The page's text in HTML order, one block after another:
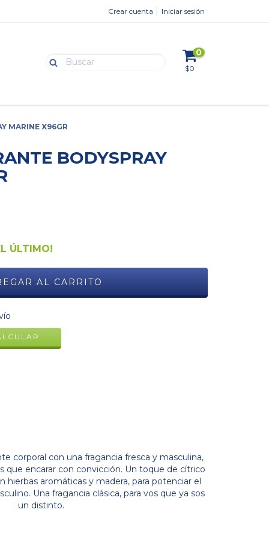
Crear cuenta Iniciar sesión
0
$0
MARINE X96GR
BODYSPRAY
ÚLTIMO!
corporal con una fragancia fresca y masculina,
que encarar con convicción. Un toque de cítrico
hierbas aromáticas y madera, para potenciar el
Una fragancia clásica, para vos que ya sos
un distinto.